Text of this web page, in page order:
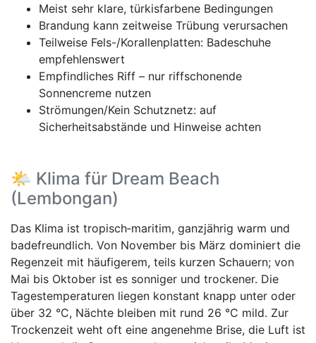
Meist sehr klare, türkisfarbene Bedingungen
Brandung kann zeitweise Trübung verursachen
Teilweise Fels-/Korallenplatten: Badeschuhe
empfehlenswert
Empfindliches Riff – nur riffschonende
Sonnencreme nutzen
Strömungen/Kein Schutznetz: auf
Sicherheitsabstände und Hinweise achten
🌤️ Klima für Dream Beach
(Lembongan)
Das Klima ist tropisch‑maritim, ganzjährig warm und
badefreundlich. Von November bis März dominiert die
Regenzeit mit häufigerem, teils kurzen Schauern; von
Mai bis Oktober ist es sonniger und trockener. Die
Tagestemperaturen liegen konstant knapp unter oder
über 32 °C, Nächte bleiben mit rund 26 °C mild. Zur
Trockenzeit weht oft eine angenehme Brise, die Luft ist